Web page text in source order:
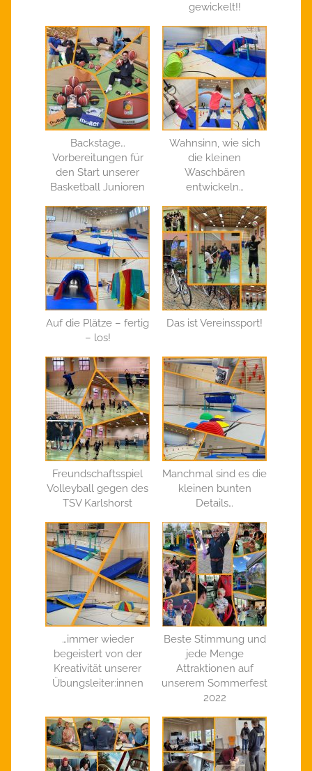
gewickelt!!
Backstage…
Vorbereitungen für
den Start unserer
Basketball Junioren
Wahnsinn, wie sich
die kleinen
Waschbären
entwickeln…
Auf die Plätze – fertig
– los!
Das ist Vereinssport!
Freundschaftsspiel
Volleyball gegen des
TSV Karlshorst
Manchmal sind es die
kleinen bunten
Details…
…immer wieder
begeistert von der
Kreativität unserer
Übungsleiter:innen
Beste Stimmung und
jede Menge
Attraktionen auf
unserem Sommerfest
2022